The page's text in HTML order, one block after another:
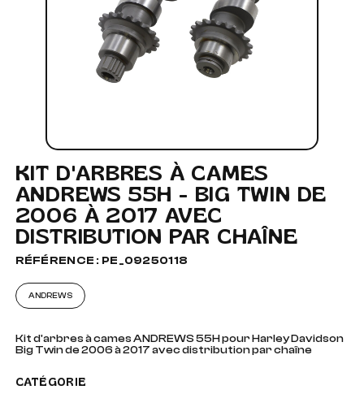
KIT D'ARBRES À CAMES
ANDREWS 55H - BIG TWIN DE
2006 À 2017 AVEC
DISTRIBUTION PAR CHAÎNE
RÉFÉRENCE : PE_09250118
ANDREWS
Kit d'arbres à cames ANDREWS 55H pour Harley Davidson
Big Twin de 2006 à 2017 avec distribution par chaîne
CATÉGORIE